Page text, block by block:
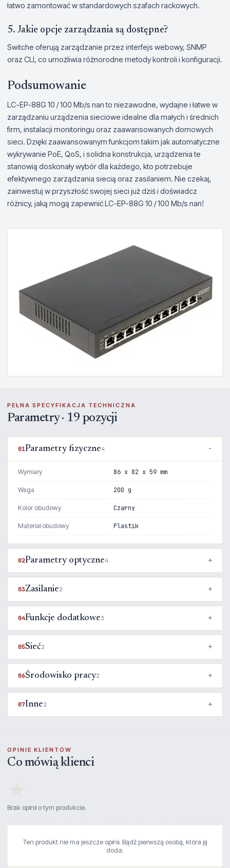
łatwo zamontować w standardowych szafach rackowych.
5. Jakie opcje zarządzania są dostępne?
Switche oferują zarządzanie przez interfejs webowy, SNMP
oraz CLI, co umożliwia różnorodne metody kontroli i konfiguracji.
Podsumowanie
LC-EP-88G 10 / 100 Mb/s nan to niezawodne, wydajne i łatwe w
zarządzaniu urządzenia sieciowe idealne dla małych i średnich
firm, instalacji monitoringu oraz zaawansowanych domowych
sieci. Dzięki zaawansowanym funkcjom takim jak automatyczne
wykrywanie PoE, QoS, i solidna konstrukcja, urządzenia te
stanowią doskonały wybór dla każdego, kto potrzebuje
efektywnego zarządzania siecią oraz zasilaniem. Nie czekaj,
zainwestuj w przyszłość swojej sieci już dziś i doświadcz
różnicy, jaką mogą zapewnić LC-EP-88G 10 / 100 Mb/s nan!
PEŁNA SPECYFIKACJA TECHNICZNA
Parametry · 19 pozycji
01Parametry fizyczne4
Wymiary 86 x 82 x 59 mm
Waga 200 g
Kolor obudowy Czarny
Materiał obudowy Plastik
02Parametry optyczne4
03Zasilanie2
04Funkcje dodatkowe3
05Sieć2
06Środowisko pracy2
07Inne2
OPINIE KLIENTÓW
Co mówią klienci
Brak opinii o tym produkcie.
Ten produkt nie ma jeszcze opinii. Bądź pierwszą osobą, która ją
doda.